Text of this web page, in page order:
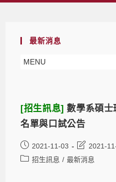
最新消息
MENU
[招生訊息]數學系碩士
名單與口試公告
2021-11-03
2021-
招生訊息 / 最新消息